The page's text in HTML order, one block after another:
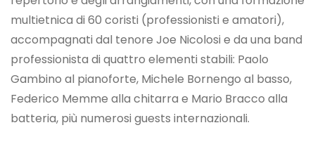
multietnica di 60 coristi (professionisti e amatori),
accompagnati dal tenore Joe Nicolosi e da una band
professionista di quattro elementi stabili: Paolo
Gambino al pianoforte, Michele Bornengo al basso,
Federico Memme alla chitarra e Mario Bracco alla
batteria, più numerosi guests internazionali.